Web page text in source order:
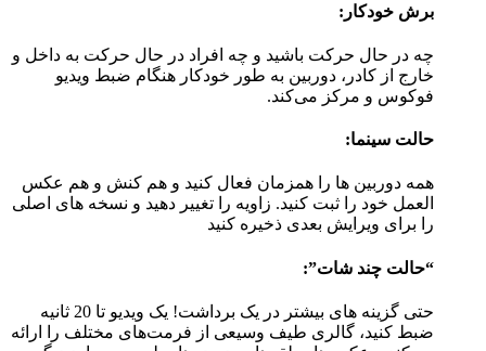
برش خودکار:
چه در حال حرکت باشید و چه افراد در حال حرکت به داخل و
خارج از کادر، دوربین به طور خودکار هنگام ضبط ویدیو
فوکوس و مرکز می‌کند.
حالت سینما:
همه دوربین ها را همزمان فعال کنید و هم کنش و هم عکس
العمل خود را ثبت کنید. زاویه را تغییر دهید و نسخه های اصلی
را برای ویرایش بعدی ذخیره کنید
“حالت چند شات”:
حتی گزینه های بیشتر در یک برداشت! یک ویدیو تا 20 ثانیه
ضبط کنید، گالری طیف وسیعی از فرمت‌های مختلف را ارائه